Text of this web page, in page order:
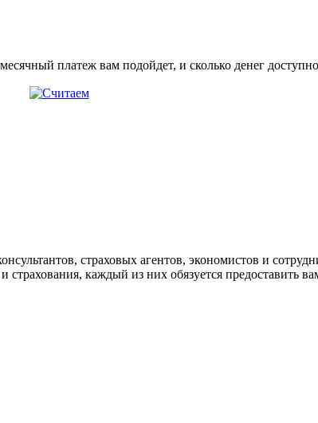
страховых агентов, экономистов и
каждый из них обязуется предоставить